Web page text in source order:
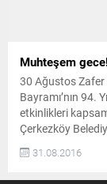
Muhteşem
30 Ağustos Zafer
Bayramı’nın 94.
etkinlikleri
Çerkezköy
programa
31.08.2016